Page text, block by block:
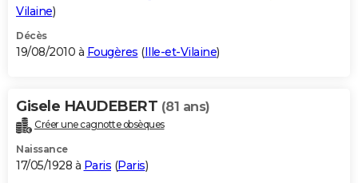
Vilaine)
Décès
19/08/2010 à Fougères (Ille-et-Vilaine)
Gisele HAUDEBERT (81 ans)
Créer une cagnotte obsèques
Naissance
17/05/1928 à Paris (Paris)